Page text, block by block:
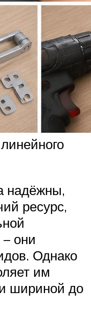
надёжны,
ресурс,
они
Однако
им
шириной до